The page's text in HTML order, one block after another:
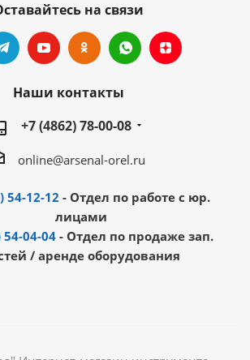
на связи
Наши контакты
+7 (4862) 78-00-08
online@arsenal-orel.ru
54-12-12 - Отдел по работе с юр.
лицами
54-04-04 - Отдел по продаже зап.
/ аренде оборудования